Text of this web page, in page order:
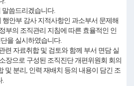
말씀드리겠습니다.
행안부 감사 지적사항인 과소부서 문제해
부의 조직관리 지침에 따른 효율적인 인
을 실시하였습니다.
련 자료취합 및 검토와 함께 부서 면담 실
장으로 구성된 조직진단 개편위원회 회의
및 분리, 인력 재배치 등의 내용이 담긴 조
.